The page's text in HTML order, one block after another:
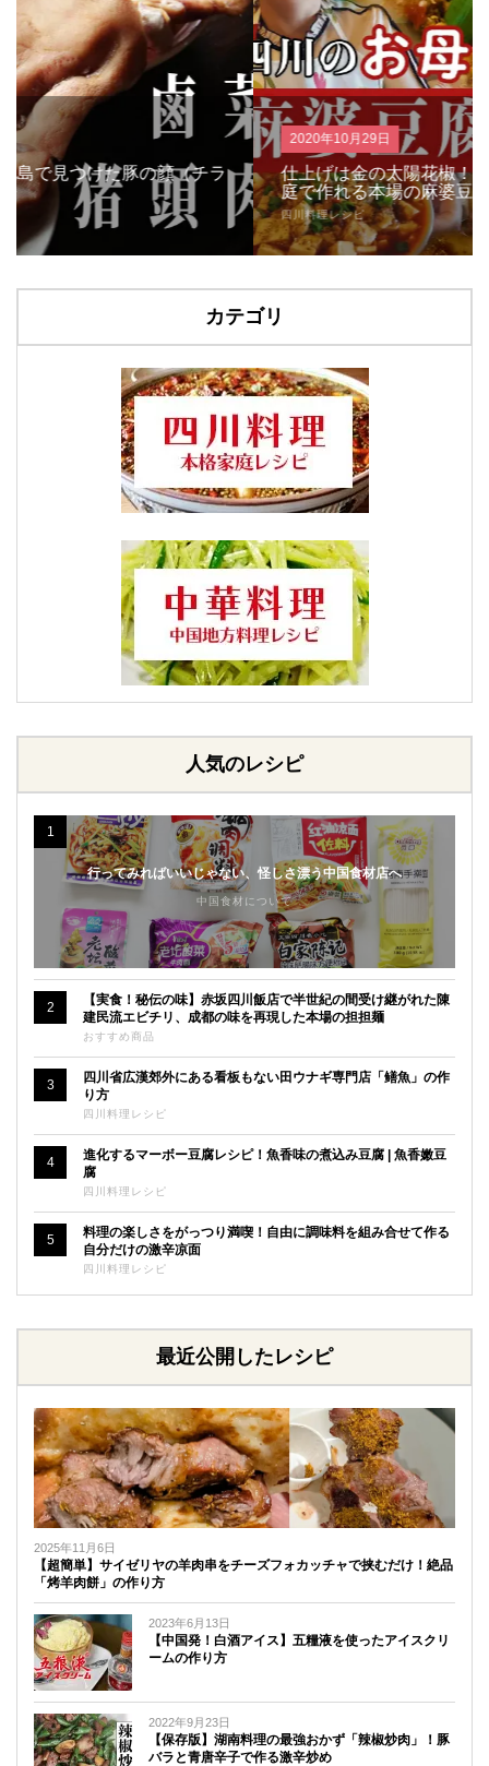
2020年10月29日
仕上げは金の太陽花椒！四川のお母さんが教える家
庭で作れる本場の麻婆豆腐の作り方
四川料理レシピ
カテゴリ
人気のレシピ
1
行ってみればいいじゃない、怪しさ漂う中国食材店へ
中国食材について
2
【実食！秘伝の味】赤坂四川飯店で半世紀の間受け継がれた陳
建民流エビチリ、成都の味を再現した本場の担担麺
おすすめ商品
3
四川省広漢郊外にある看板もない田ウナギ専門店「鳝魚」の作
り方
四川料理レシピ
4
進化するマーボー豆腐レシピ！魚香味の煮込み豆腐 | 魚香嫩豆
腐
四川料理レシピ
5
料理の楽しさをがっつり満喫！自由に調味料を組み合せて作る
自分だけの激辛凉面
四川料理レシピ
最近公開したレシピ
2025年11月6日
【超簡単】サイゼリヤの羊肉串をチーズフォカッチャで挟むだけ！絶品
「烤羊肉餅」の作り方
2023年6月13日
【中国発！白酒アイス】五糧液を使ったアイスクリ
ームの作り方
2022年9月23日
【保存版】湖南料理の最強おかず「辣椒炒肉」！豚
バラと青唐辛子で作る激辛炒め